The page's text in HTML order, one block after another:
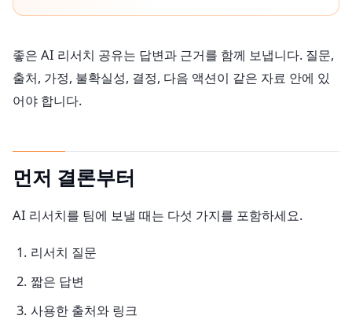
좋은 AI 리서치 공유는 답변과 근거를 함께 보냅니다. 질문,
출처, 가정, 불확실성, 결정, 다음 액션이 같은 자료 안에 있
어야 합니다.
먼저 결론부터
AI 리서치를 팀에 보낼 때는 다섯 가지를 포함하세요.
리서치 질문
짧은 답변
사용한 출처와 링크